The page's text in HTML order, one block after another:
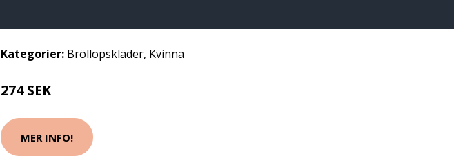
Kategorier: Bröllopskläder, Kvinna
274 SEK
MER INFO!